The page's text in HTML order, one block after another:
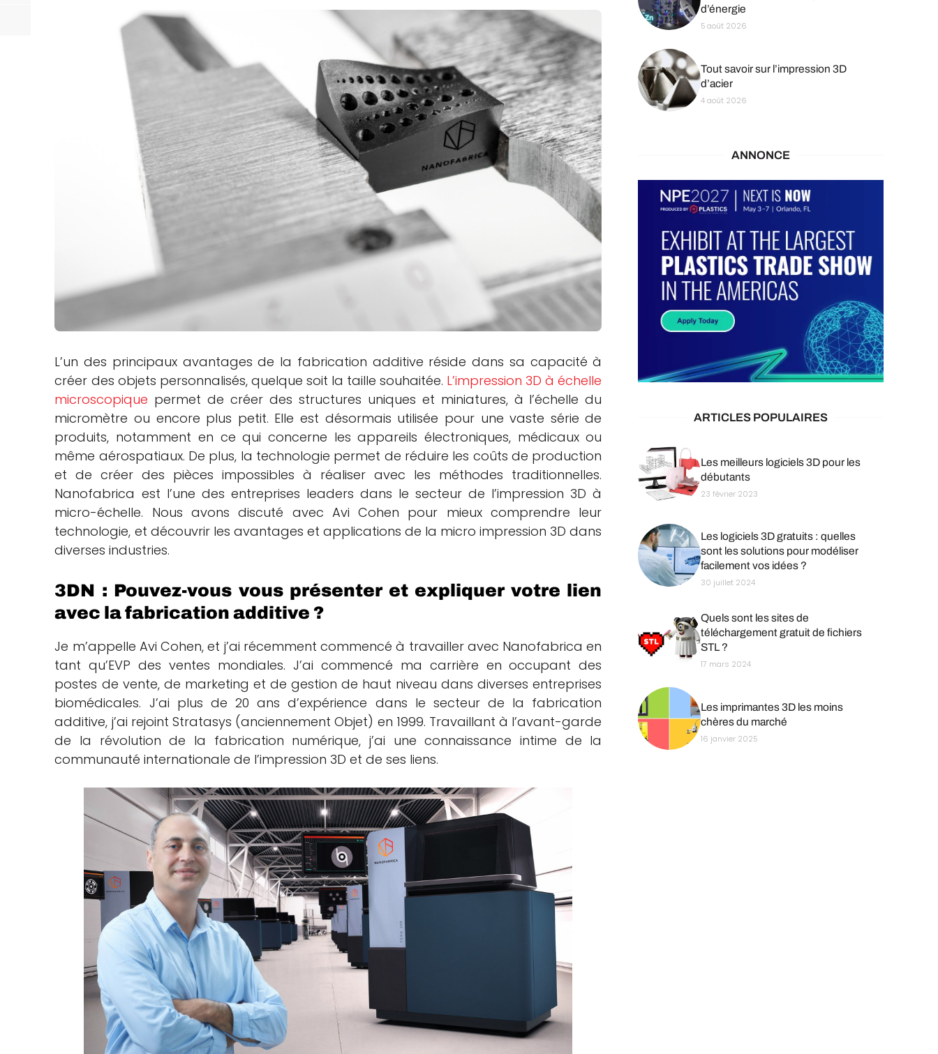
Logiciels 3D
Matériaux
Scanners 3D
Vidéos
L’un des principaux avantages de la fabrication additive réside dans sa capacité à
créer des objets personnalisés, quelque soit la taille souhaitée. L’impression 3D à échelle
microscopique permet de créer des structures uniques et miniatures, à l’échelle du
micromètre ou encore plus petit. Elle est désormais utilisée pour une vaste série de
produits, notamment en ce qui concerne les appareils électroniques, médicaux ou
même aérospatiaux. De plus, la technologie permet de réduire les coûts de production
et de créer des pièces impossibles à réaliser avec les méthodes traditionnelles.
Nanofabrica est l’une des entreprises leaders dans le secteur de l’impression 3D à
micro-échelle. Nous avons discuté avec Avi Cohen pour mieux comprendre leur
technologie, et découvrir les avantages et applications de la micro impression 3D dans
diverses industries.
3DN : Pouvez-vous vous présenter et expliquer votre lien
avec la fabrication additive ?
Je m’appelle Avi Cohen, et j’ai récemment commencé à travailler avec Nanofabrica en
tant qu’EVP des ventes mondiales. J’ai commencé ma carrière en occupant des
postes de vente, de marketing et de gestion de haut niveau dans diverses entreprises
biomédicales. J’ai plus de 20 ans d’expérience dans le secteur de la fabrication
additive, j’ai rejoint Stratasys (anciennement Objet) en 1999. Travaillant à l’avant-garde
de la révolution de la fabrication numérique, j’ai une connaissance intime de la
communauté internationale de l’impression 3D et de ses liens.
d’énergie
5 août 2026
Tout savoir sur l’impression 3D
d’acier
4 août 2026
ANNONCE
ARTICLES POPULAIRES
Les meilleurs logiciels 3D pour les
débutants
23 février 2023
Les logiciels 3D gratuits : quelles
sont les solutions pour modéliser
facilement vos idées ?
30 juillet 2024
Quels sont les sites de
téléchargement gratuit de fichiers
STL ?
17 mars 2024
Les imprimantes 3D les moins
chères du marché
16 janvier 2025